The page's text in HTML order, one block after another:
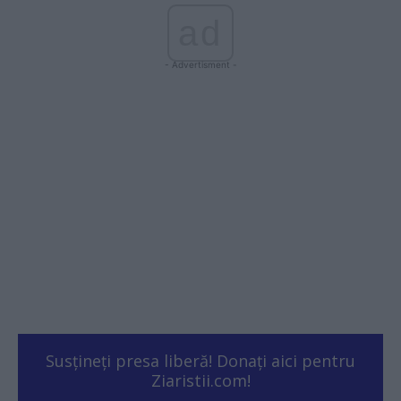
- Advertisment -
Susțineți presa liberă! Donați aici pentru
Ziaristii.com!